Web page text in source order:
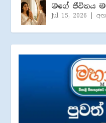
මගේ ජීවිතය
Jul 15, 2026 |